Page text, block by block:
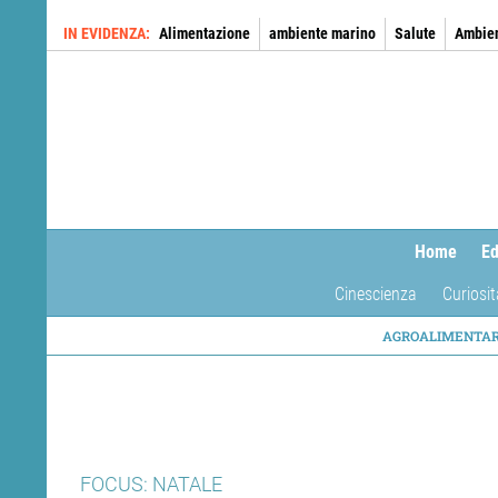
IN EVIDENZA Alimentazione ambiente marino Salute
Home
Cinescienza
FOCUS: NATALE